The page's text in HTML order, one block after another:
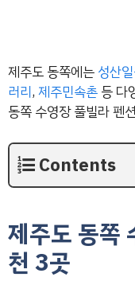
제주도 동쪽에는 성산
러리, 제주민속촌 등 다
동쪽 수영장 풀빌라 펜
Contents
제주도 동쪽
천 3곳